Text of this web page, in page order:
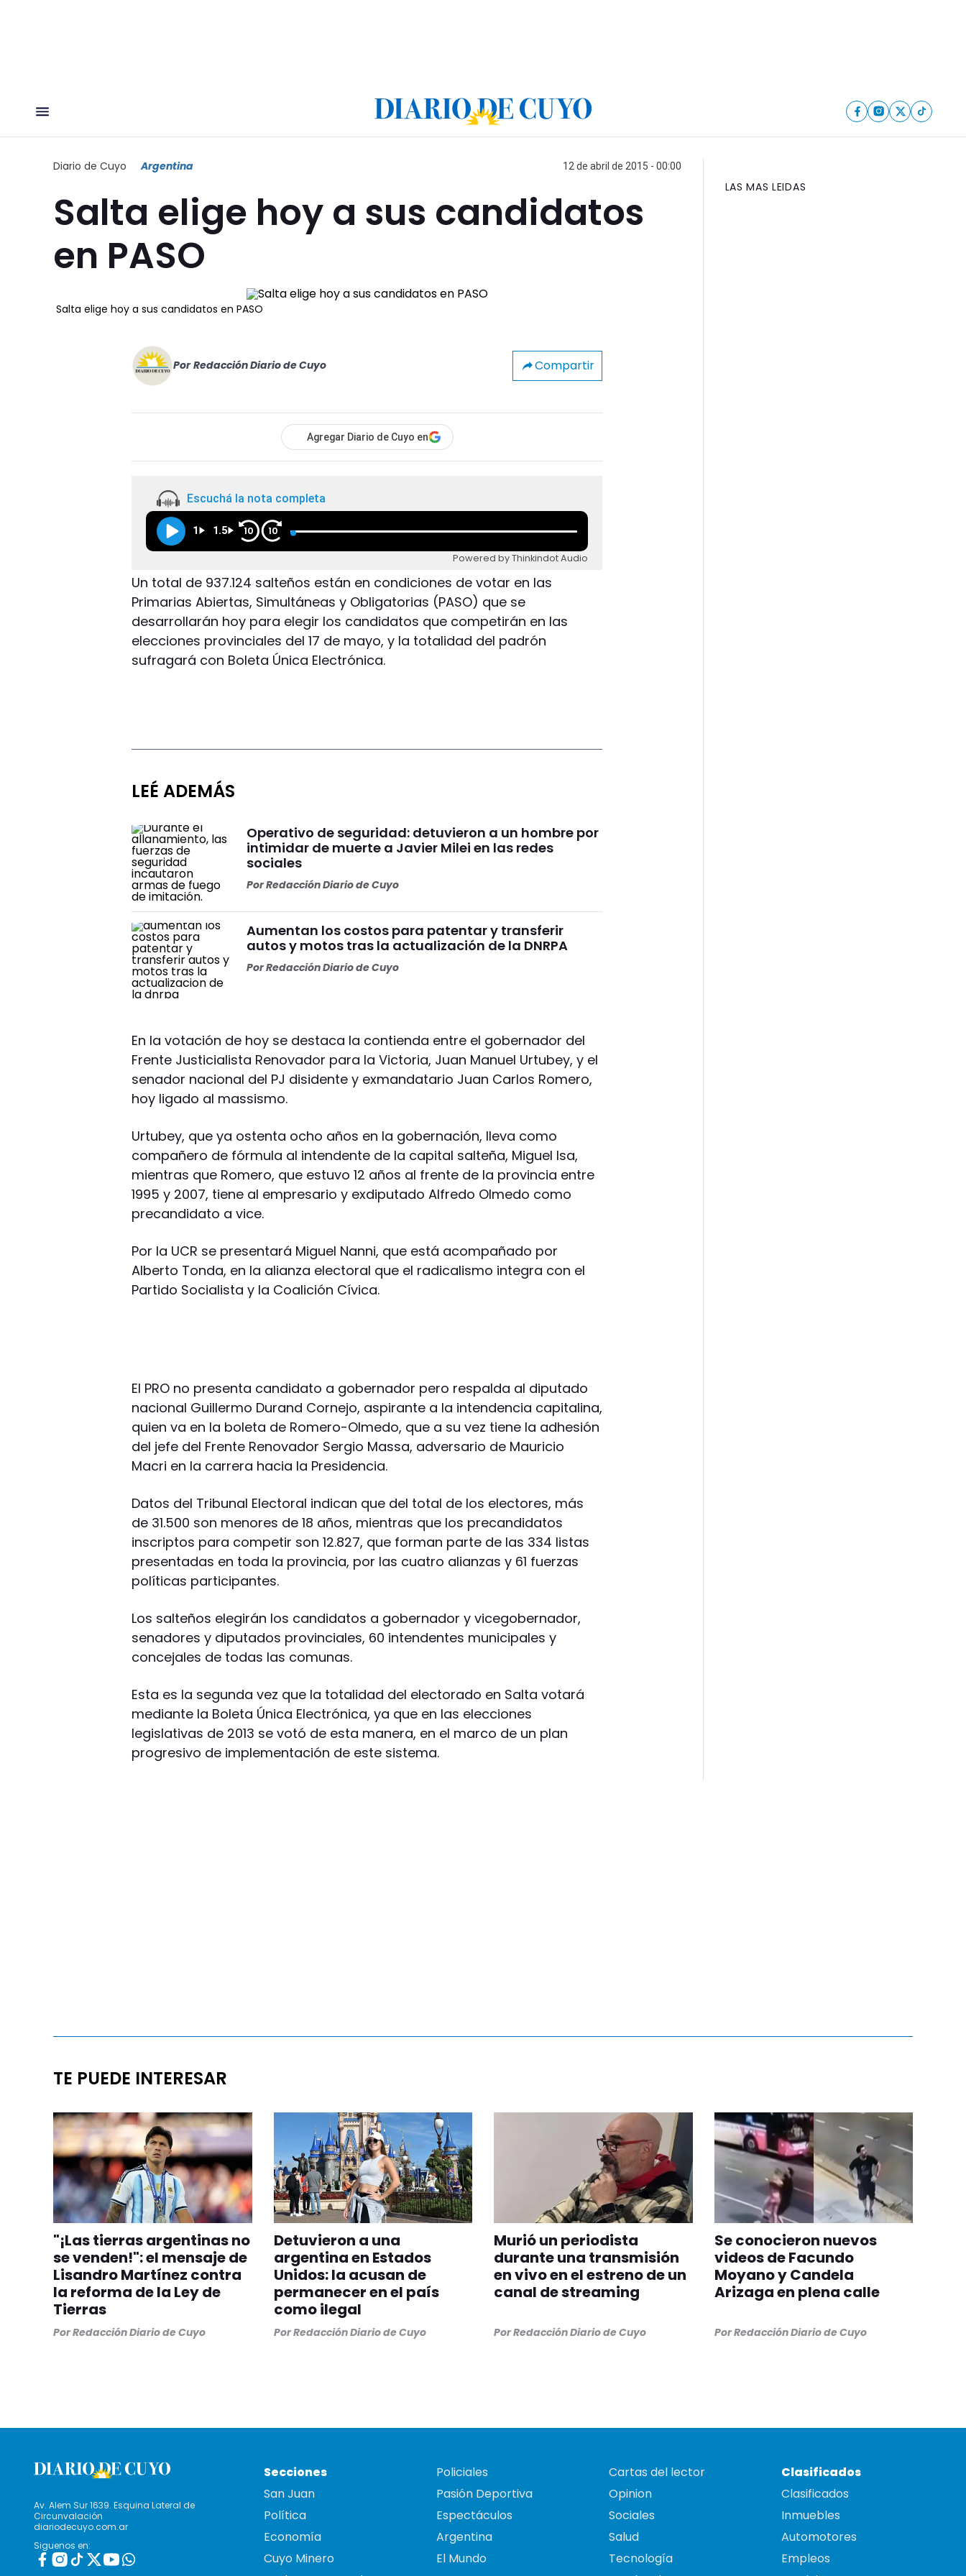
Diario de Cuyo Argentina 12 de abril de 2015 - 00:00
Salta elige hoy a sus candidatos
en PASO
Salta elige hoy a sus candidatos en PASO
Por Redacción Diario de Cuyo Compartir
Agregar Diario de Cuyo en
Escuchá la nota completa
1 1.5 10 10
Powered by Thinkindot Audio
Un total de 937.124 salteños están en condiciones de votar en las
Primarias Abiertas, Simultáneas y Obligatorias (PASO) que se
desarrollarán hoy para elegir los candidatos que competirán en las
elecciones provinciales del 17 de mayo, y la totalidad del padrón
sufragará con Boleta Única Electrónica.
LEÉ ADEMÁS
Operativo de seguridad: detuvieron a un hombre por
intimidar de muerte a Javier Milei en las redes
sociales
PorRedacción Diario de Cuyo
Aumentan los costos para patentar y transferir
autos y motos tras la actualización de la DNRPA
PorRedacción Diario de Cuyo
En la votación de hoy se destaca la contienda entre el gobernador del
Frente Justicialista Renovador para la Victoria, Juan Manuel Urtubey, y el
senador nacional del PJ disidente y exmandatario Juan Carlos Romero,
hoy ligado al massismo.
Urtubey, que ya ostenta ocho años en la gobernación, lleva como
compañero de fórmula al intendente de la capital salteña, Miguel Isa,
mientras que Romero, que estuvo 12 años al frente de la provincia entre
1995 y 2007, tiene al empresario y exdiputado Alfredo Olmedo como
precandidato a vice.
Por la UCR se presentará Miguel Nanni, que está acompañado por
Alberto Tonda, en la alianza electoral que el radicalismo integra con el
Partido Socialista y la Coalición Cívica.
El PRO no presenta candidato a gobernador pero respalda al diputado
nacional Guillermo Durand Cornejo, aspirante a la intendencia capitalina,
quien va en la boleta de Romero-Olmedo, que a su vez tiene la adhesión
del jefe del Frente Renovador Sergio Massa, adversario de Mauricio
Macri en la carrera hacia la Presidencia.
Datos del Tribunal Electoral indican que del total de los electores, más
de 31.500 son menores de 18 años, mientras que los precandidatos
inscriptos para competir son 12.827, que forman parte de las 334 listas
presentadas en toda la provincia, por las cuatro alianzas y 61 fuerzas
políticas participantes.
Los salteños elegirán los candidatos a gobernador y vicegobernador,
senadores y diputados provinciales, 60 intendentes municipales y
concejales de todas las comunas.
Esta es la segunda vez que la totalidad del electorado en Salta votará
mediante la Boleta Única Electrónica, ya que en las elecciones
legislativas de 2013 se votó de esta manera, en el marco de un plan
progresivo de implementación de este sistema.
LAS MAS LEIDAS
TE PUEDE INTERESAR
"¡Las tierras argentinas no
se venden!": el mensaje de
Lisandro Martínez contra
la reforma de la Ley de
Tierras
PorRedacción Diario de Cuyo
Detuvieron a una
argentina en Estados
Unidos: la acusan de
permanecer en el país
como ilegal
PorRedacción Diario de Cuyo
Murió un periodista
durante una transmisión
en vivo en el estreno de un
canal de streaming
PorRedacción Diario de Cuyo
Se conocieron nuevos
videos de Facundo
Moyano y Candela
Arizaga en plena calle
PorRedacción Diario de Cuyo
Av. Alem Sur 1639. Esquina Lateral de
Circunvalación
diariodecuyo.com.ar
Siguenos en:
Secciones
San Juan
Política
Economía
Cuyo Minero
Policiales
Pasión Deportiva
Espectáculos
Argentina
El Mundo
Cartas del lector
Opinion
Sociales
Salud
Tecnología
Clasificados
Clasificados
Inmuebles
Automotores
Empleos